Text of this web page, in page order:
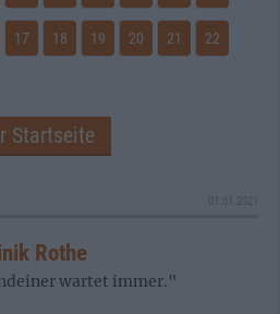
17 18 19 20 21 22
Startseite
Rothe
wartet immer."